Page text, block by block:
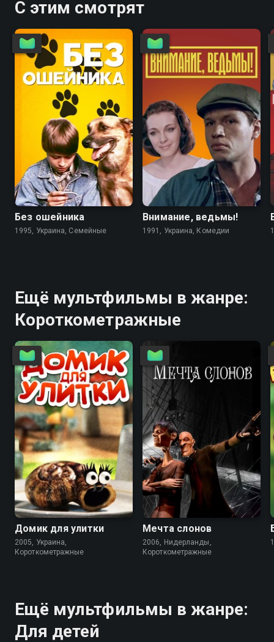
С этим смотрят
6.7 4.6
Без ошейника
1995, Украина, Семейные
5.6
Внимание, ведьмы!
1991, Украина, Комедии
Ещё мультфильмы в жанре:
Короткометражные
Домик для улитки
2005, Украина,
Короткометражные
5.6 5.6
Мечта слонов
2006, Нидерланды,
Короткометражные
Ещё мультфильмы в жанре:
Для детей